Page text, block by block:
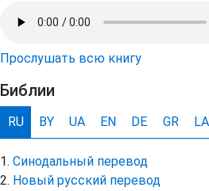
Прослушать всю книгу
Библии
RU BY UA EN DE GR
Синодальный перевод
Новый русский перевод